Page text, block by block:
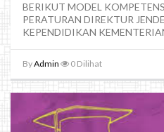
BERIKUT MODEL
PERATURAN DIREKTUR
KEPENDIDIKAN
ByAdmin 0 Dilihat